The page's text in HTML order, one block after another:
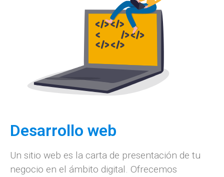
Desarrollo web
Un sitio web es la carta de presentación de tu
negocio en el ámbito digital. Ofrecemos